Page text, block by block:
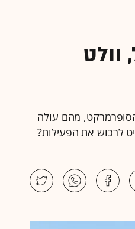
שקל, וולט
מהם עולה
לרכוש את הפעילות?